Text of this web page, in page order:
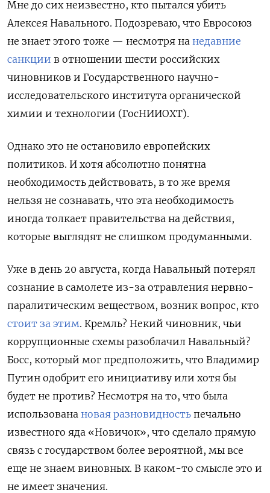
Мне до сих неизвестно, кто пытался убить
Алексея Навального. Подозреваю, что Евросоюз
не знает этого тоже — несмотря на недавние
санкции в отношении шести российских
чиновников и Государственного научно-
исследовательского института органической
химии и технологии (ГосНИИОХТ).
Однако это не остановило европейских
политиков. И хотя абсолютно понятна
необходимость действовать, в то же время
нельзя не сознавать, что эта необходимость
иногда толкает правительства на действия,
которые выглядят не слишком продуманными.
Уже в день 20 августа, когда Навальный потерял
сознание в самолете из-за отравления нервно-
паралитическим веществом, возник вопрос, кто
стоит за этим. Кремль? Некий чиновник, чьи
коррупционные схемы разоблачил Навальный?
Босс, который мог предположить, что Владимир
Путин одобрит его инициативу или хотя бы
будет не против? Несмотря на то, что была
использована новая разновидность печально
известного яда «Новичок», что сделало прямую
связь с государством более вероятной, мы все
еще не знаем виновных. В каком-то смысле это и
не имеет значения.